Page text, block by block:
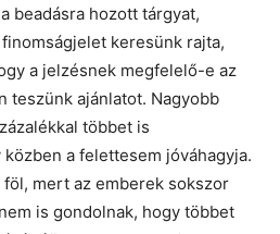
beadásra hozott tárgyat,
keresünk rajta,
a jelzésnek megfelelő-e az
teszünk ajánlatot. Nagyobb
többet is
a felettesem jóváhagyja.
föl, mert az emberek sokszor
is gondolnak, hogy többet